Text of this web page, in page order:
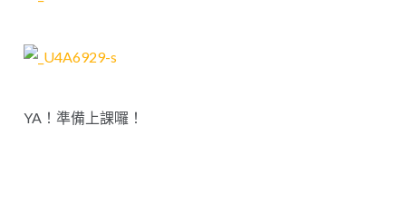
YA！準備上課囉！